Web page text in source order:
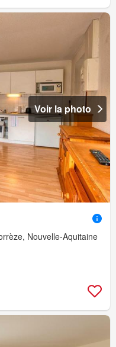
Voir la photo
Nouvelle-Aquitaine